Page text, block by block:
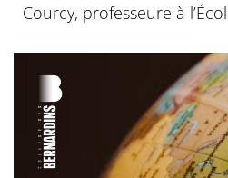
Courcy, professeure à